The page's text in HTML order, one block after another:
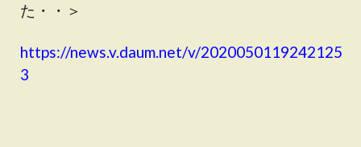
た・・＞
https://news.v.daum.net/v/2020050119242125
3